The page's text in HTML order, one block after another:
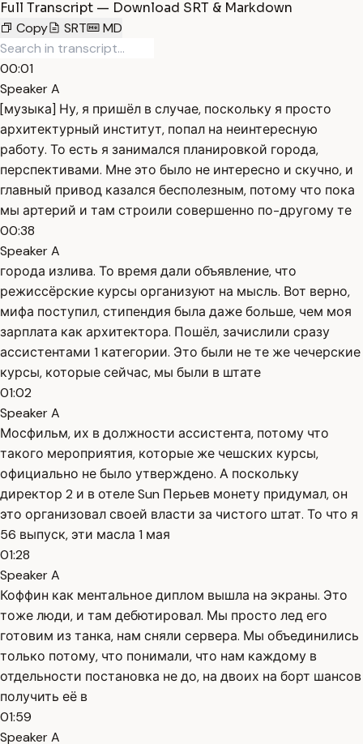
Full Transcript — Download SRT & Markdown
Copy
SRT MD
00:01
Speaker A
[музыка] Ну, я пришёл в случае, поскольку я просто
архитектурный институт, попал на неинтересную
работу. То есть я занимался планировкой города,
перспективами. Мне это было не интересно и скучно, и
главный привод казался бесполезным, потому что пока
мы артерий и там строили совершенно по-другому те
00:38
Speaker A
города излива. То время дали объявление, что
режиссёрские курсы организуют на мысль. Вот верно,
мифа поступил, стипендия была даже больше, чем моя
зарплата как архитектора. Пошёл, зачислили сразу
ассистентами 1 категории. Это были не те же чечерские
курсы, которые сейчас, мы были в штате
01:02
Speaker A
Мосфильм, их в должности ассистента, потому что
такого мероприятия, которые же чешских курсы,
официально не было утверждено. А поскольку
директор 2 и в отеле Sun Перьев монету придумал, он
это организовал своей власти за чистого штат. То что я
56 выпуск, эти масла 1 мая
01:28
Speaker A
Коффин как ментальное диплом вышла на экраны. Это
тоже люди, и там дебютировал. Мы просто лед его
готовим из танка, нам сняли сервера. Мы объединились
только потому, что понимали, что нам каждому в
отдельности постановка не до, на двоих на борт шансов
получить её в
01:59
Speaker A